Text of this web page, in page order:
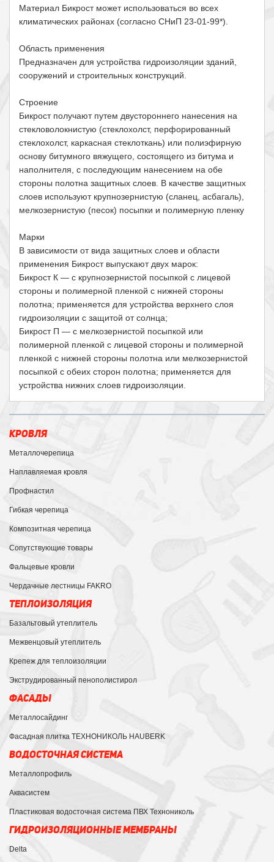
Материал Бикрост может использоваться во всех
климатических районах (согласно СНиП 23-01-99*).
Область применения
Предназначен для устройства гидроизоляции зданий,
сооружений и строительных конструкций.
Строение
Бикрост получают путем двустороннего нанесения на
стекловолокнистую (стеклохолст, перфорированный
стеклохолст, каркасная стеклоткань) или полиэфирную
основу битумного вяжущего, состоящего из битума и
наполнителя, с последующим нанесением на обе
стороны полотна защитных слоев. В качестве защитных
слоев используют крупнозернистую (сланец, асбагаль),
мелкозернистую (песок) посыпки и полимерную пленку
Марки
В зависимости от вида защитных слоев и области
применения Бикрост выпускают двух марок:
Бикрост К — с крупнозернистой посыпкой с лицевой
стороны и полимерной пленкой с нижней стороны
полотна; применяется для устройства верхнего слоя
гидроизоляции с защитой от солнца;
Бикрост П — с мелкозернистой посыпкой или
полимерной пленкой с лицевой стороны и полимерной
пленкой с нижней стороны полотна или мелкозернистой
посыпкой с обеих сторон полотна; применяется для
устройства нижних слоев гидроизоляции.
КРОВЛЯ
Металлочерепица
Наплавляемая кровля
Профнастил
Гибкая черепица
Композитная черепица
Сопутствующие товары
Фальцевые кровли
Чердачные лестницы FAKRO
ТЕПЛОИЗОЛЯЦИЯ
Базальтовый утеплитель
Межвенцовый утеплитель
Крепеж для теплоизоляции
Экструдированный пенополистирол
ФАСАДЫ
Металлосайдинг
Фасадная плитка ТЕХНОНИКОЛЬ HAUBERK
ВОДОСТОЧНАЯ СИСТЕМА
Металлопрофиль
Аквасистем
Пластиковая водосточная система ПВХ Технониколь
ГИДРОИЗОЛЯЦИОННЫЕ МЕМБРАНЫ
Delta